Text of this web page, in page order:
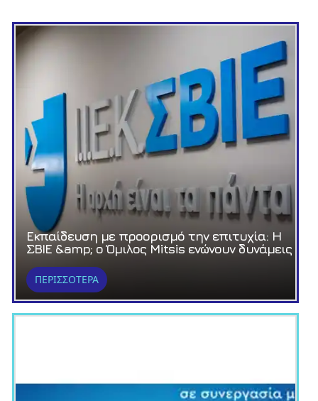
Εκπαίδευση με προορισμό την επιτυχία: Η
ΣΒΙΕ &amp; ο Όμιλος Mitsis ενώνουν δυνάμεις
ΠΕΡΙΣΣΟΤΕΡΑ